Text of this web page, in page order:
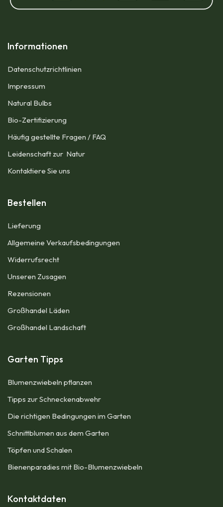
Informationen
Datenschutzrichtlinien
Impressum​
Natural Bulbs
Bio-Zertifizierung
Häufig gestellte Fragen / FAQ
Leidenschaft zur Natur
Kontaktiere Sie uns
Bestellen
Lieferung
Allgemeine Verkaufsbedingungen​
Widerrufsrecht
Unseren Zusagen
Rezensionen​
Großhandel Läden
Großhandel Landschaft
Garten Tipps
Blumenzwiebeln pflanzen
Tipps zur Schneckenabwehr
Die richtigen Bedingungen im Garten
Schnittblumen aus dem Garten
Töpfen und Schalen
Bienenparadies mit Bio-Blumenzwiebeln
Kontaktdaten